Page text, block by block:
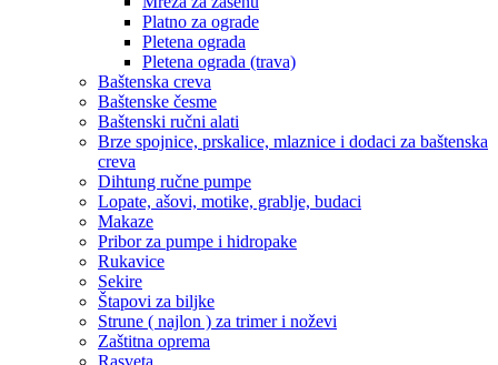
Platno za ograde
Pletena ograda
Pletena ograda (trava)
Baštenska creva
Baštenske česme
Baštenski ručni alati
Brze spojnice, prskalice, mlaznice i dodaci za baštenska
creva
Dihtung ručne pumpe
Lopate, ašovi, motike, grablje, budaci
Makaze
Pribor za pumpe i hidropake
Rukavice
Sekire
Štapovi za biljke
Strune ( najlon ) za trimer i noževi
Zaštitna oprema
Rasveta